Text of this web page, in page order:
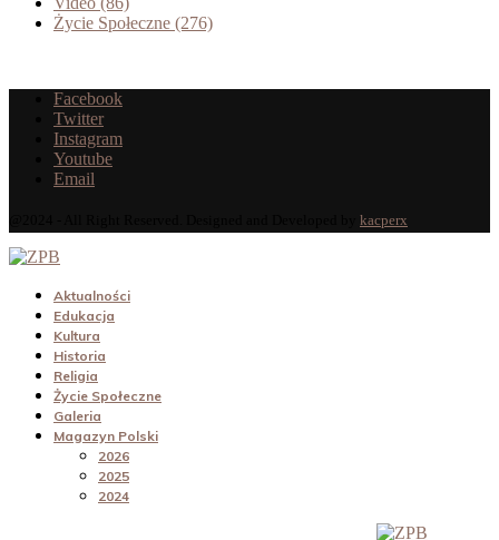
Życie Społeczne (276)
Facebook
Twitter
Instagram
Youtube
Email
kacperx
Aktualności
Edukacja
Kultura
Historia
Religia
Życie Społeczne
Galeria
Magazyn Polski
2026
2025
2024